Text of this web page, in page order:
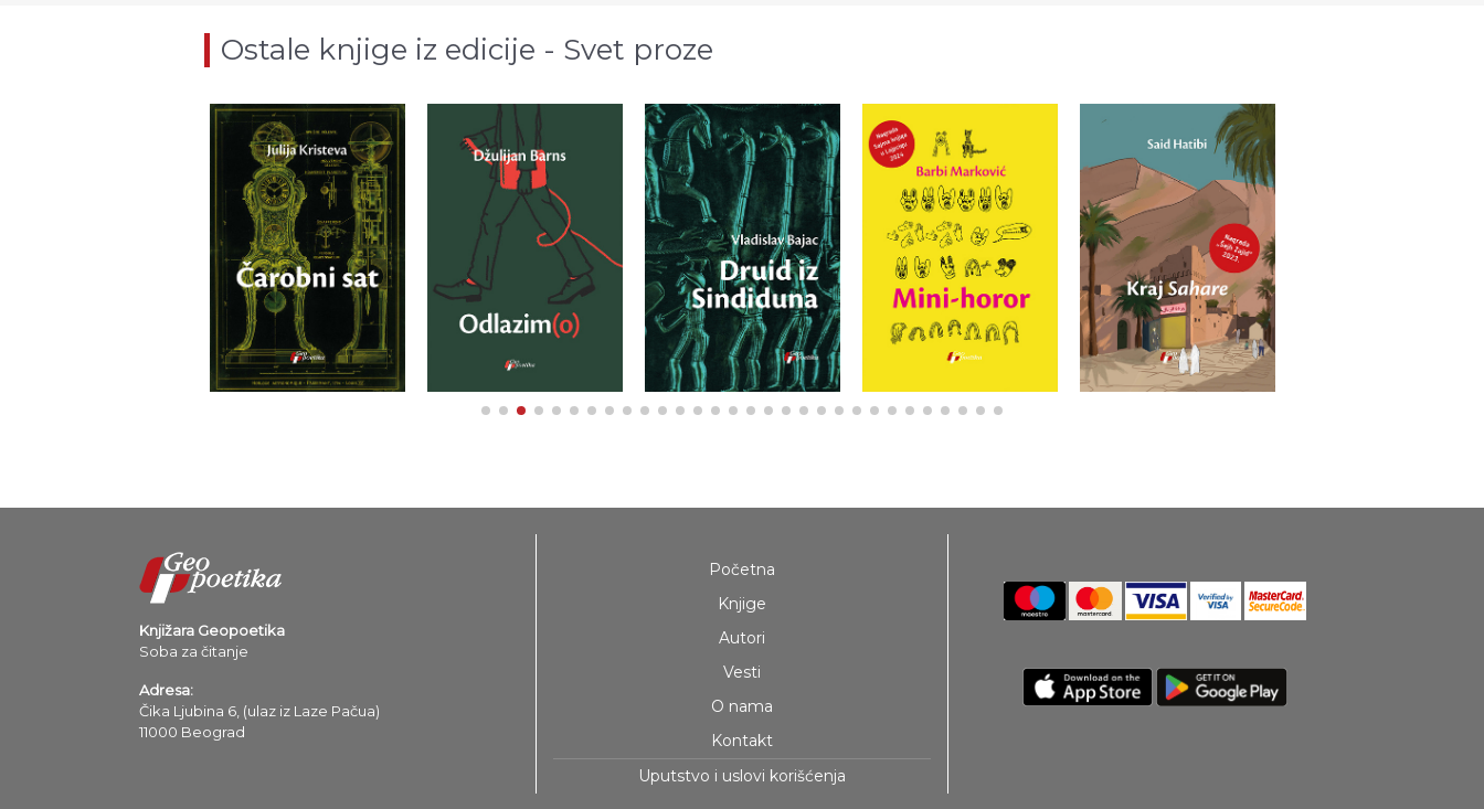
Ostale knjige iz edicije - Svet proze
Knjižara Geopoetika
Soba za čitanje
Adresa:
Čika Ljubina 6, (ulaz iz Laze Pačua)
11000 Beograd
Početna
Knjige
Autori
Vesti
O nama
Kontakt
Uputstvo i uslovi korišćenja